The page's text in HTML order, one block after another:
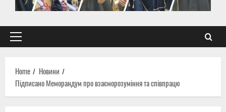
Primary
Home
Новини
Підписано Меморандум про взаєморозуміння та співпрацю